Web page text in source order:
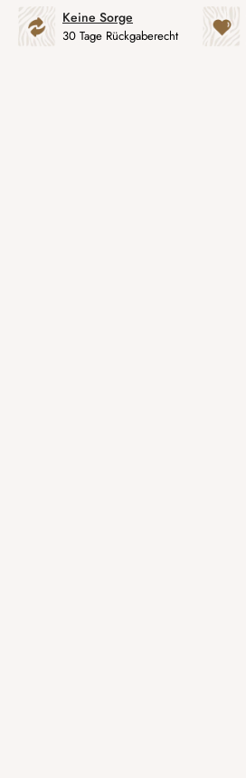
Keine Sorge
30 Tage Rückgaberecht